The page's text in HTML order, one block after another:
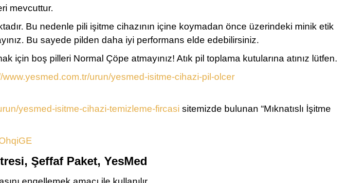
mevcuttur.
Bu nedenle pili işitme cihazının içine koymadan önce üzerindeki minik etik
Bu sayede pilden daha iyi performans elde edebilirsiniz.
için boş pilleri Normal Çöpe atmayınız! Atık pil toplama kutularına atınız lütfen.
www.yesmed.com.tr/urun/yesmed-isitme-cihazi-pil-olcer
yesmed-isitme-cihazi-temizleme-fircasi sitemizde bulunan “Mıknatıslı İşitme
Şeffaf Paket, YesMed